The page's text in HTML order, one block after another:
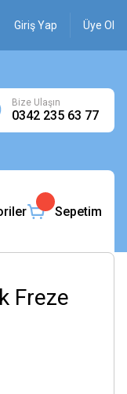
Giriş Yap Üye Ol
Bize Ulaşın
0342 235 63 77
Sepetim
Freze